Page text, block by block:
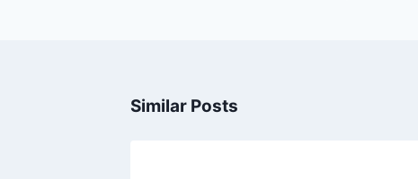
Similar Posts